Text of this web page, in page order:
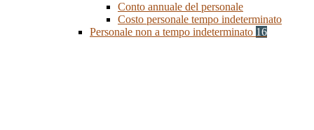
Conto annuale del personale
Costo personale tempo indeterminato
Personale non a tempo indeterminato 16